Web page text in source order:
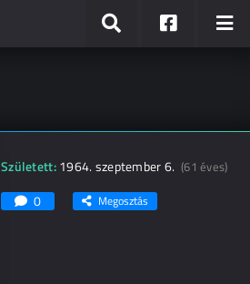
Született:1964. szeptember 6. (61 éves)
0 Megosztás